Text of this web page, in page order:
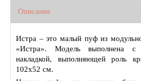
Описание
Истра – это малый пуф из
«Истра». Модель выполнена
накладкой, выполняющей роль
102х52 см.